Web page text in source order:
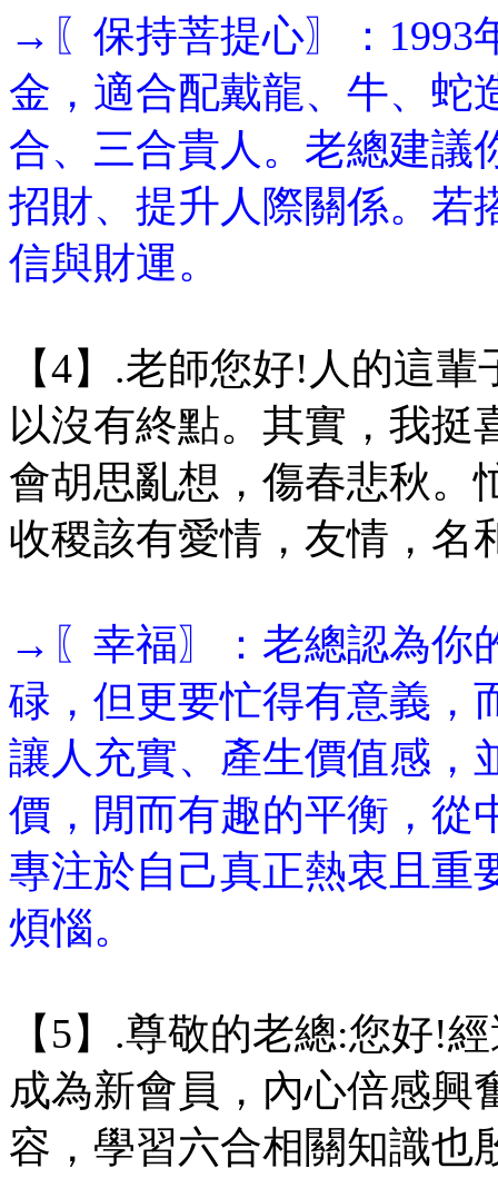
→〖保持菩提心〗：1993
金，適合配戴龍、牛、蛇
合、三合貴人。老總建議
招財、提升人際關係。若
信與財運。
【4】.老師您好!人的這
以沒有終點。其實，我挺
會胡思亂想，傷春悲秋。
收稷該有愛情，友情，名
→〖幸福〗：老總認為你
碌，但更要忙得有意義，
讓人充實、產生價值感，
價，閒而有趣的平衡，從
專注於自己真正熱衷且重
煩惱。
【5】.尊敬的老總:您好!
成為新會員，內心倍感興
容，學習六合相關知識也